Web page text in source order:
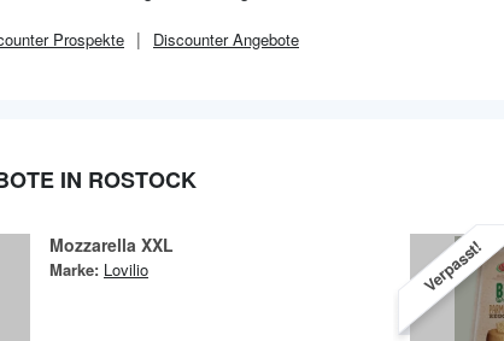
Prospekte DiscounterAngebote
IN ROSTOCK
Mozzarella XXL
Marke: Lovilio Verpasst!